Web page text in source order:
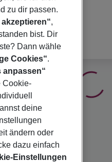
zu dir passen.
akzeptieren“,
bist. Dir
Dann wähle
Cookies“.
anpassen“
Cookie-
deine
ändern oder
dazu einfach
Einstellungen